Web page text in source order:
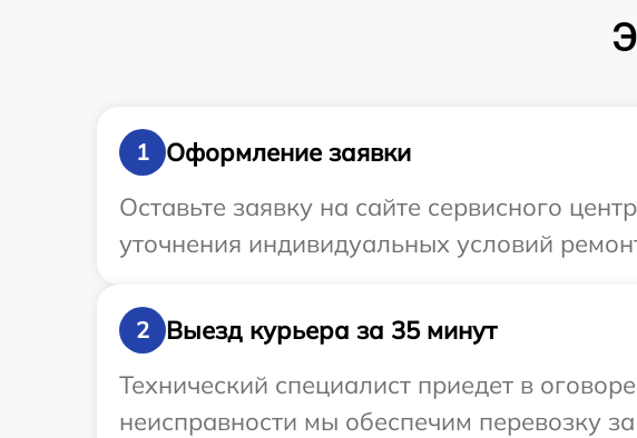
1
Оформление заявки
Оставьте заявку на сайте сервисного
уточнения индивидуальных условий
2
Выезд курьера за 35 минут
Технический специалист приедет в
неисправности мы обеспечим перевозку